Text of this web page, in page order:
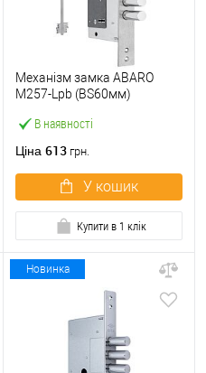
В наявності
Механізм замка ABARO
M257-Lpb (BS60мм)
тех.пакування.без
Ціна 613 грн.
У кошик
Купити в 1 клік
Новинка